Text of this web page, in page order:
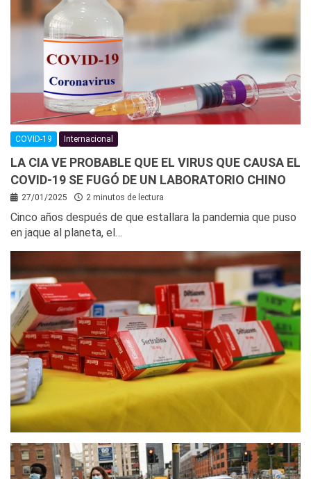
COVID-19 Internacional
LA CIA VE PROBABLE QUE EL VIRUS QUE CAUSA EL
COVID-19 SE FUGÓ DE UN LABORATORIO CHINO
27/01/2025 2 minutos de lectura
Cinco años después de que estallara la pandemia que puso
en jaque al planeta, el…